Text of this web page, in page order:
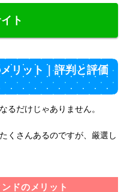
ト
リット｜評判と評価
るだけじゃありません。
くさんあるのですが、厳選し
ドのメリット